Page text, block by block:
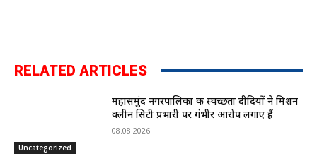
RELATED ARTICLES
Uncategorized
महासमुंद नगरपालिका की स्वच्छता दीदियों ने मिशन
क्लीन सिटी प्रभारी पर गंभीर आरोप लगाए हैं
08.08.2026